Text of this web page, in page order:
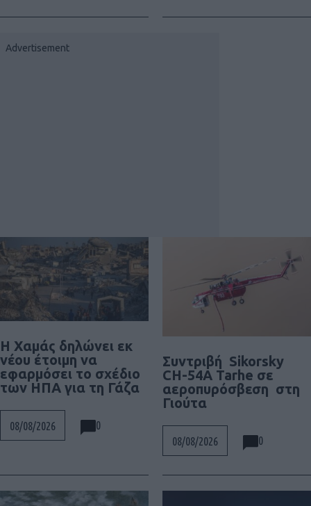
Η Χαμάς δηλώνει εκ
νέου έτοιμη να
εφαρμόσει το σχέδιο
των ΗΠΑ για τη Γάζα
08/08/2026 0
Συντριβή Sikorsky
CH-54A Tarhe σε
αεροπυρόσβεση στη
Γιούτα
08/08/2026 0